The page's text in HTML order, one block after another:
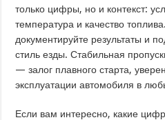
только цифры, но и контекст:
температура и качество
документируйте результаты и
стиль езды. Стабильная
— залог плавного старта,
эксплуатации автомобиля в
Если вам интересно, какие